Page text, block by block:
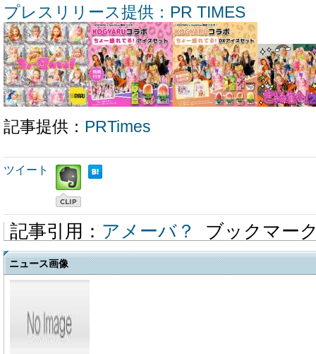
プレスリリース提供：PR TIMES
記事提供： PRTimes
ツイート
記事引用： アメーバ？ ブックマー
ニュース画像